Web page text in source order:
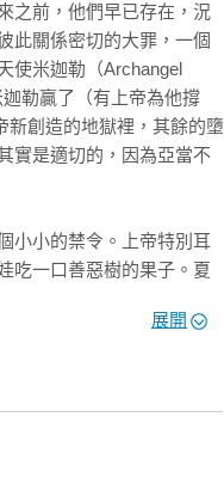
米爾格蘭的實驗充分證明
核心觀點。這項研究說明
學榮譽教授）
為會造成什麼傷害或後
」
之前，他們早已存在，況
此關係密切的大罪，一個
使米迦勒（Archangel
勒贏了（有上帝為他撐
新創造的地獄裡，其餘的墮
實是適切的，因為亞當不
小的禁令。上帝特別耳
吃一口善惡樹的果子。夏
）與亞伯（Abel）相
咒。
師之手，因為這些敘事
展開